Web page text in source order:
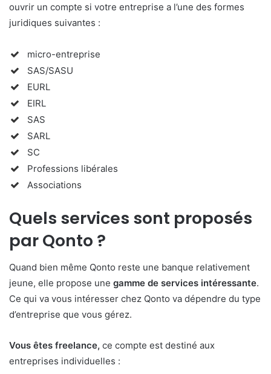
ouvrir un compte si votre entreprise a l’une des formes
juridiques suivantes :
micro-entreprise
SAS/SASU
EURL
EIRL
SAS
SARL
SC
Professions libérales
Associations
Quels services sont proposés
par Qonto ?
Quand bien même Qonto reste une banque relativement
jeune, elle propose une gamme de services intéressante.
Ce qui va vous intéresser chez Qonto va dépendre du type
d’entreprise que vous gérez.
Vous êtes freelance, ce compte est destiné aux
entreprises individuelles :